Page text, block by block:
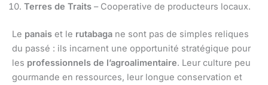
Terres de Traits – Cooperative de producteurs locaux.
Le panais et le rutabaga ne sont pas de simples reliques
du passé : ils incarnent une opportunité stratégique pour
les professionnels de l’agroalimentaire. Leur culture peu
gourmande en ressources, leur longue conservation et